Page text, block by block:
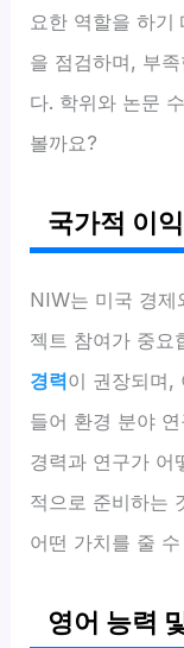
요한 역할을 하기
을 점검하며, 부
다. 학위와 논문
볼까요?
국가적 이
NIW는 미국 경제
젝트 참여가 중요
경력이 권장되며,
들어 환경 분야
경력과 연구가 어
적으로 준비하는
어떤 가치를 줄
영어 능력